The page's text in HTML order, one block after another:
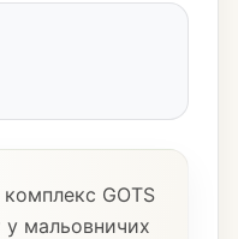
GOTS
у мальовничих